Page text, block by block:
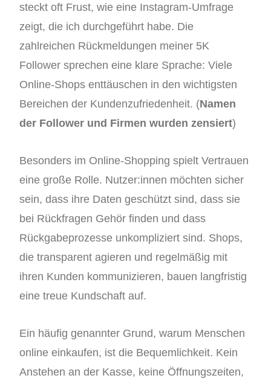
steckt oft Frust, wie eine Instagram-Umfrage
zeigt, die ich durchgeführt habe. Die
zahlreichen Rückmeldungen meiner 5K
Follower sprechen eine klare Sprache: Viele
Online-Shops enttäuschen in den wichtigsten
Bereichen der Kundenzufriedenheit. (Namen
der Follower und Firmen wurden zensiert)
Besonders im Online-Shopping spielt Vertrauen
eine große Rolle. Nutzer:innen möchten sicher
sein, dass ihre Daten geschützt sind, dass sie
bei Rückfragen Gehör finden und dass
Rückgabeprozesse unkompliziert sind. Shops,
die transparent agieren und regelmäßig mit
ihren Kunden kommunizieren, bauen langfristig
eine treue Kundschaft auf.
Ein häufig genannter Grund, warum Menschen
online einkaufen, ist die Bequemlichkeit. Kein
Anstehen an der Kasse, keine Öffnungszeiten,